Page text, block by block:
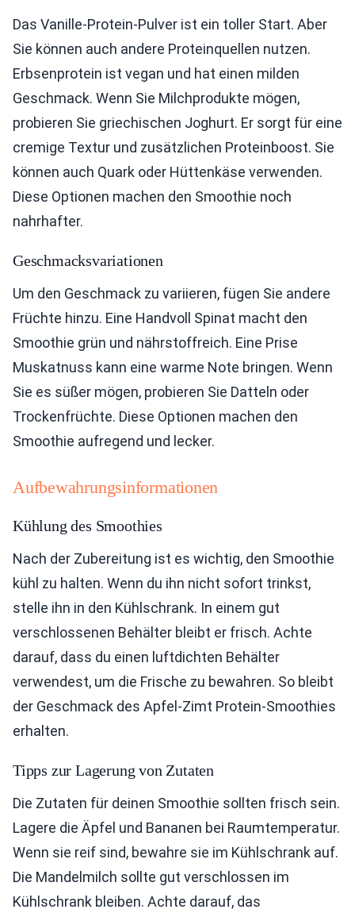
Das Vanille-Protein-Pulver ist ein toller Start. Aber
Sie können auch andere Proteinquellen nutzen.
Erbsenprotein ist vegan und hat einen milden
Geschmack. Wenn Sie Milchprodukte mögen,
probieren Sie griechischen Joghurt. Er sorgt für eine
cremige Textur und zusätzlichen Proteinboost. Sie
können auch Quark oder Hüttenkäse verwenden.
Diese Optionen machen den Smoothie noch
nahrhafter.
Geschmacksvariationen
Um den Geschmack zu variieren, fügen Sie andere
Früchte hinzu. Eine Handvoll Spinat macht den
Smoothie grün und nährstoffreich. Eine Prise
Muskatnuss kann eine warme Note bringen. Wenn
Sie es süßer mögen, probieren Sie Datteln oder
Trockenfrüchte. Diese Optionen machen den
Smoothie aufregend und lecker.
Aufbewahrungsinformationen
Kühlung des Smoothies
Nach der Zubereitung ist es wichtig, den Smoothie
kühl zu halten. Wenn du ihn nicht sofort trinkst,
stelle ihn in den Kühlschrank. In einem gut
verschlossenen Behälter bleibt er frisch. Achte
darauf, dass du einen luftdichten Behälter
verwendest, um die Frische zu bewahren. So bleibt
der Geschmack des Apfel-Zimt Protein-Smoothies
erhalten.
Tipps zur Lagerung von Zutaten
Die Zutaten für deinen Smoothie sollten frisch sein.
Lagere die Äpfel und Bananen bei Raumtemperatur.
Wenn sie reif sind, bewahre sie im Kühlschrank auf.
Die Mandelmilch sollte gut verschlossen im
Kühlschrank bleiben. Achte darauf, das